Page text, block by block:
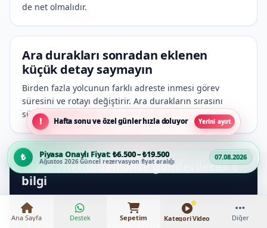
de net olmalıdır.
Ara durakları sonradan eklenen
küçük detay saymayın
Birden fazla yolcunun farklı adreste inmesi görev
süresini ve rotayı değiştirir. Ara durakların sırasını
sürücü görevlendirmesinden önce paylaşın.
Teklif istemeden önce gönderilecek 6
bilgi
1 aracın bulunduğu kesin konum
araç tipi ve bilinen kullanım/uyarı notları
Piyasa Onaylı Fiyat:₺6.500 – ₺19.500
Ağustos 2026 Güncel rezervasyon fiyat aralığı 07.08.2026
Hafta sonu ve özel günler hızla doluyor Yerini ayırt
Ana Sayfa Destek Sepetim Kategori Video Diğer